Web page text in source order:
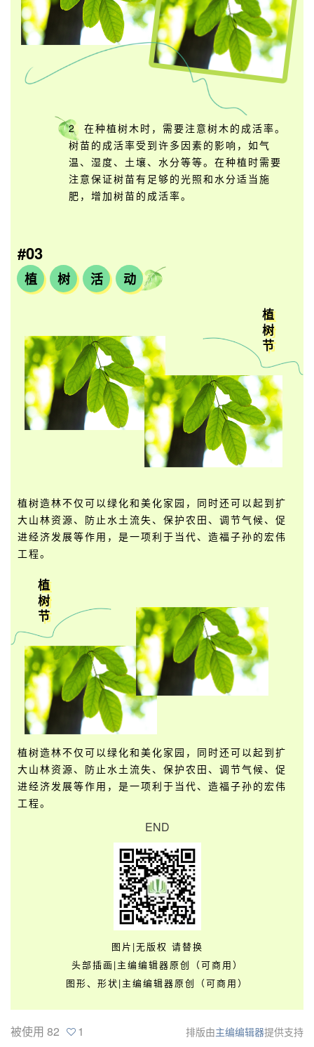
2 在种植树木时，需要注意树木的成活率。
树苗的成活率受到许多因素的影响，如气
温、湿度、土壤、水分等等。在种植时需要
注意保证树苗有足够的光照和水分适当施
肥，增加树苗的成活率。
#03
植 树 活 动
植
树
节
植树造林不仅可以绿化和美化家园，同时还可以起到扩
大山林资源、防止水土流失、保护农田、调节气候、促
进经济发展等作用，是一项利于当代、造福子孙的宏伟
工程。
植
树
节
植树造林不仅可以绿化和美化家园，同时还可以起到扩
大山林资源、防止水土流失、保护农田、调节气候、促
进经济发展等作用，是一项利于当代、造福子孙的宏伟
工程。
END
图片|无版权 请替换
头部插画|主编编辑器原创（可商用）
图形、形状|主编编辑器原创（可商用）
被使用 82 1 排版由主编编辑器提供支持